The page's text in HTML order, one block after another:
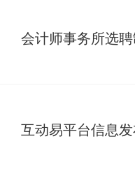
会计师事务所选
互动易平台信息